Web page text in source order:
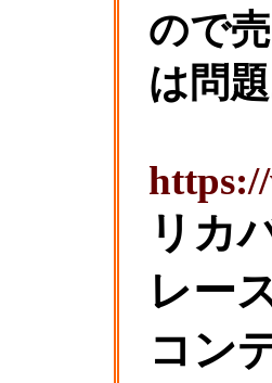
ので
は問
リカ
レー
コン